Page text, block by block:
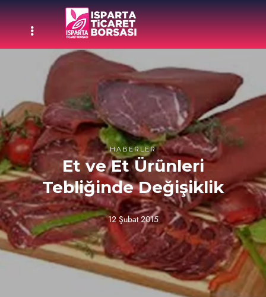
HABERLER
Et ve Et Ürünleri
Tebliğinde Değişiklik
12 Şubat 2015